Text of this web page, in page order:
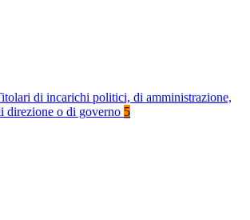
di incarichi politici, di amministrazione,
direzione o di governo 5